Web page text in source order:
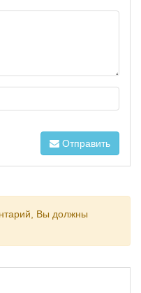
Отправить
Вы должны